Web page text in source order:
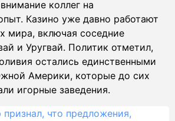
коллег на
Казино уже давно работают
мира, включая соседние
и Уругвай. Политик отметил,
остались единственными
Америки, которые до сих
игорные заведения.
признал, что предложения,